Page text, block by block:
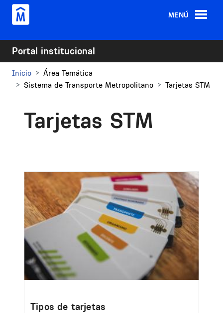
Pasar al contenido principal
MENÚ
Portal institucional
Inicio
Área Temática
Sistema de Transporte Metropolitano
Tarjetas STM
Tarjetas STM
Image
Tipos de tarjetas